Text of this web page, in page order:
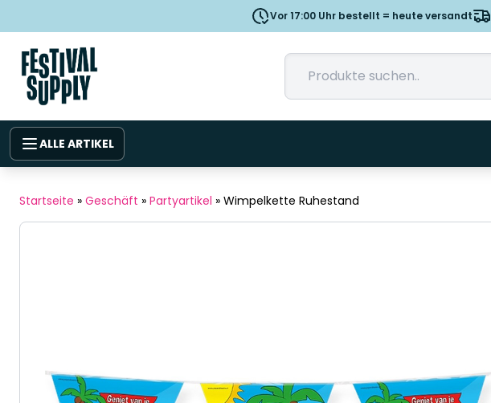
Vor 17:00 Uhr bestellt = heute versandt
ALLE ARTIKEL
Startseite » Geschäft » Partyartikel » Wimpelkette Ruhestand